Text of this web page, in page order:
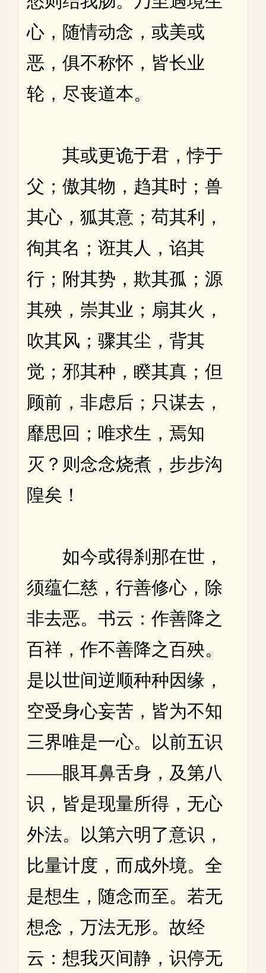
心，随情动念，或美或
恶，俱不称怀，皆长业
轮，尽丧道本。
其或更诡于君，悖于
父；傲其物，趋其时；兽
其心，狐其意；苟其利，
徇其名；诳其人，谄其
行；附其势，欺其孤；源
其殃，崇其业；扇其火，
吹其风；骤其尘，背其
觉；邪其种，睽其真；但
顾前，非虑后；只谋去，
靡思回；唯求生，焉知
灭？则念念烧煮，步步沟
隍矣！
如今或得刹那在世，
须蕴仁慈，行善修心，除
非去恶。书云：作善降之
百祥，作不善降之百殃。
是以世间逆顺种种因缘，
空受身心妄苦，皆为不知
三界唯是一心。以前五识
——眼耳鼻舌身，及第八
识，皆是现量所得，无心
外法。以第六明了意识，
比量计度，而成外境。全
是想生，随念而至。若无
想念，万法无形。故经
云：想我灭间静，识停无